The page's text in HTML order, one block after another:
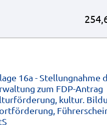
16a - Stellungnahme
zum FDP-Antrag
kultur.